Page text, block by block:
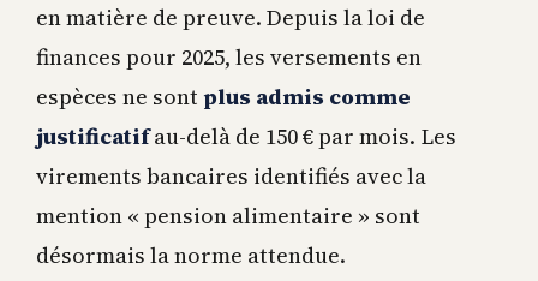
en matière de preuve. Depuis la loi de
finances pour 2025, les versements en
espèces ne sont plus admis comme
justificatifau-delà de 150 € par mois. Les
virements bancaires identifiés avec la
mention « pension alimentaire » sont
désormais la norme attendue.